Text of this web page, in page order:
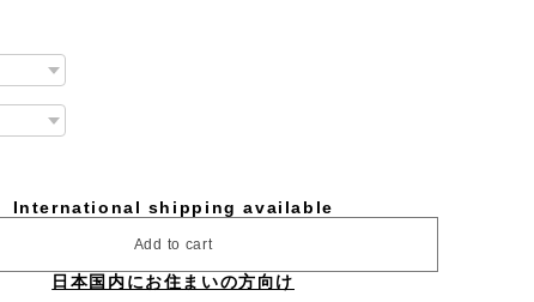
International shipping available
Add to cart
日本国内にお住まいの方向け